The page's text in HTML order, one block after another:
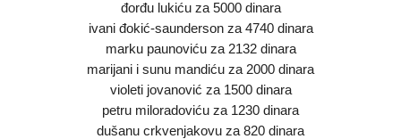
đorđu lukiću za 5000 dinara
ivani đokić-saunderson za 4740 dinara
marku paunoviću za 2132 dinara
marijani i sunu mandiću za 2000 dinara
violeti jovanović za 1500 dinara
petru miloradoviću za 1230 dinara
dušanu crkvenjakovu za 820 dinara